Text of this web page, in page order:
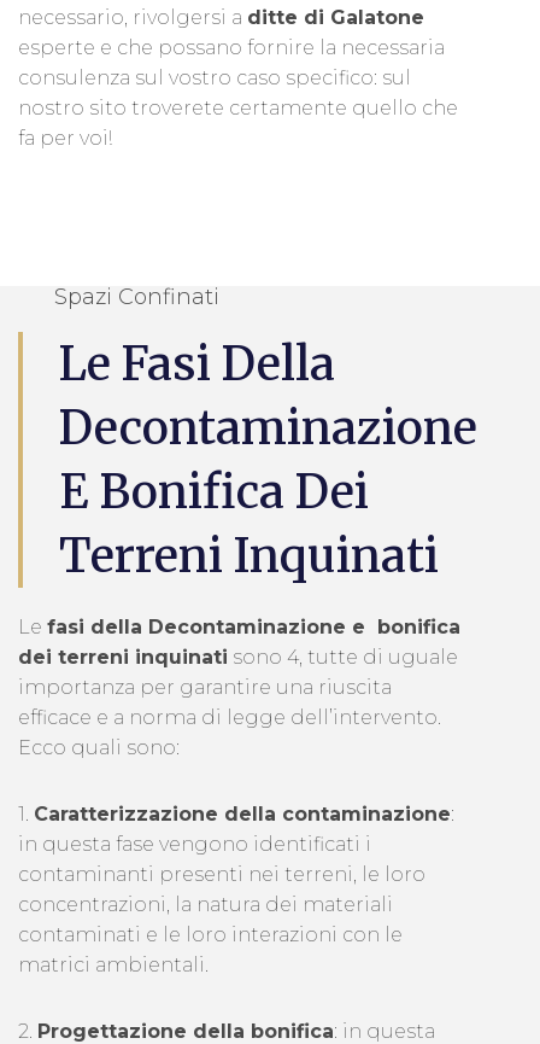
necessario, rivolgersi a ditte di Galatone
esperte e che possano fornire la necessaria
consulenza sul vostro caso specifico: sul
nostro sito troverete certamente quello che
fa per voi!
Spazi Confinati
Le Fasi Della
Decontaminazione
E Bonifica Dei
Terreni Inquinati
Le fasi della Decontaminazione e bonifica
dei terreni inquinati sono 4, tutte di uguale
importanza per garantire una riuscita
efficace e a norma di legge dell’intervento.
Ecco quali sono:
1. Caratterizzazione della contaminazione:
in questa fase vengono identificati i
contaminanti presenti nei terreni, le loro
concentrazioni, la natura dei materiali
contaminati e le loro interazioni con le
matrici ambientali.
2. Progettazione della bonifica: in questa